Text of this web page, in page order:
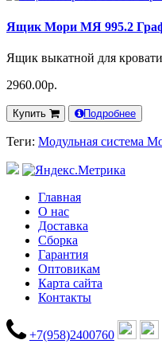
Ящик Мори МЯ 995.2
Ящик выкатной для
2960.00р.
Купить Подробнее
Теги: Модульная система
Главная
О нас
Доставка
Сборка
Гарантия
Оптовикам
Карта сайта
Контакты
+7(958)2400760